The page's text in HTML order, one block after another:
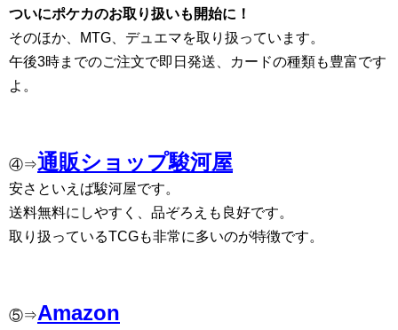
ついにポケカのお取り扱いも開始に！
そのほか、MTG、デュエマを取り扱っています。
午後3時までのご注文で即日発送、カードの種類も豊富です
よ。
④⇒通販ショップ駿河屋
安さといえば駿河屋です。
送料無料にしやすく、品ぞろえも良好です。
取り扱っているTCGも非常に多いのが特徴です。
⑤⇒Amazon